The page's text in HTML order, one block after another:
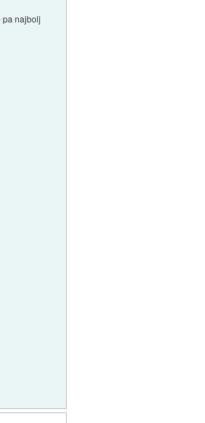
pa najbolj